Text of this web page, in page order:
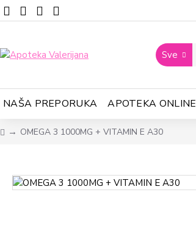
Sve
NAŠA PREPORUKA APOTEKA ONLINE
OMEGA 3 1000MG + VITAMIN E A30